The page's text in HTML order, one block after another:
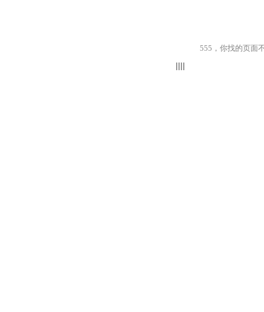
555，你找的页面